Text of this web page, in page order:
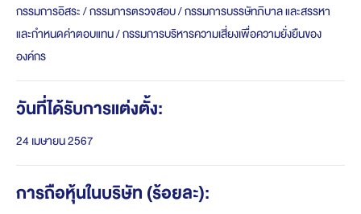
กรรมการอิสระ / กรรมการตรวจสอบ / กรรมการบรรษัทภิบาล และสรรหา
และกำหนดค่าตอบแทน / กรรมการบริหารความเสี่ยงเพื่อความยั่งยืนของ
องค์กร
วันที่ได้รับการแต่งตั้ง:
24 เมษายน 2567
การถือหุ้นในบริษัท (ร้อยละ):